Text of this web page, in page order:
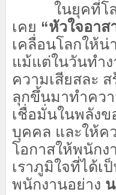
ในยุคที่โลกต้
เคย “หัวใจอาส
เคลื่อนโลกให้น่
แม้แต่ในวันทำ
ความเสียสละ
ลุกขึ้นมาทำคว
เชื่อมั่นในพลังข
บุคคล และให้ค
โอกาสให้พนัก
เราภูมิใจที่ได้เ
พนักงานอย่าง